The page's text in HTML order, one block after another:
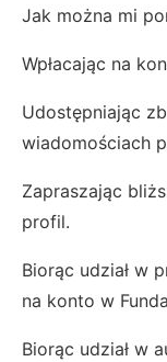
Jak można mi
Wpłacając na
Udostępniając
wiadomościach
Zapraszając
profil.
Biorąc udział w
na konto w
Biorąc udział w